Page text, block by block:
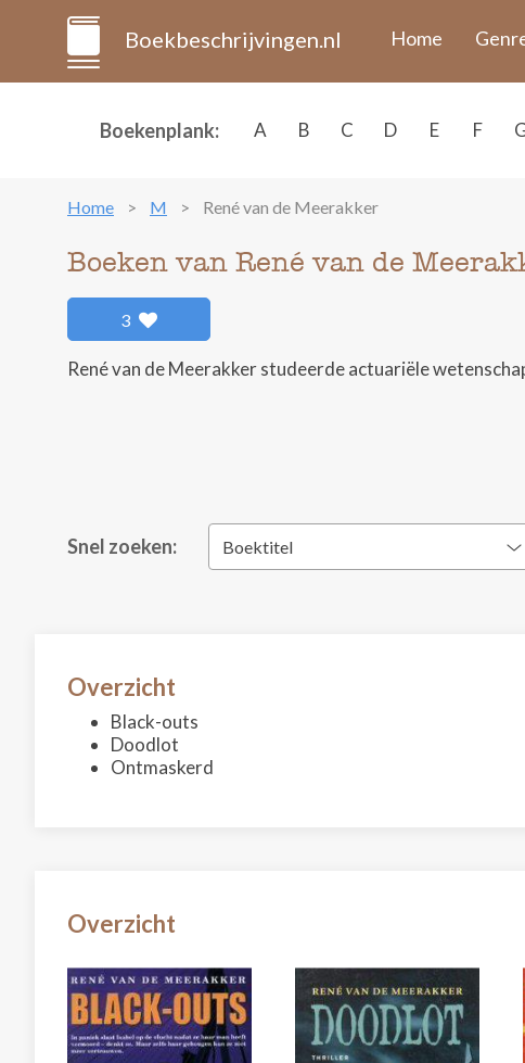
Boekbeschrijvingen.nl Home
Boekenplank: A B C D E F
Home M René van de Meerakker
Boeken van René van de
3
René van de Meerakker studeerde actuariële
Snel zoeken: Boektitel
Overzicht
Black-outs
Doodlot
Ontmaskerd
Overzicht